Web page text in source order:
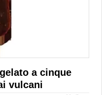
a cinque
vulcani